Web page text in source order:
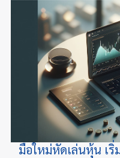
มือใหม่หัดเล่นหุ้น เริ่